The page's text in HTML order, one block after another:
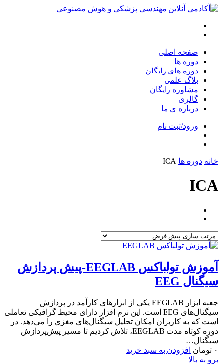
صفحه اصلی
دوره ها
دوره های رایگان
بلاگ علمی
مشاوره رایگان
گالری
درباره ی ما
ورود/ثبت نام
خانه دوره ها ICA
ICA
آموزش تولباکس EEGLAB-پیش پردازش
سیگنال EEG
جعبه ابزار EEGLAB یکی از ابزارهای کارآمد در پردازش
سیگنال‌های EEG است. این نرم افزار دارای محیط گرافیکی تعاملی
است که به کاربران امکان تحلیل سیگنال‌های مغزی را می‌دهد. در
دوره کوتاه ‌مدت EEGLAB، تلاش کردیم تا مسیر پیش‌پردازش
سیگنال…
۰ تومان افزودن به سبد خرید
برو به بالا